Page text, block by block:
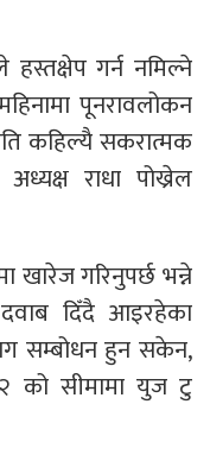
हस्तक्षेप गर्न नमिल्ने
पूनरावलोकन
कहिल्यै सकरात्मक
राधा पोख्रेल
खारेज गरिनुपर्छ भन्ने
दवाब दिँदै आइरहेका
सम्बोधन हुन सकेन,
को सीमामा युज टु